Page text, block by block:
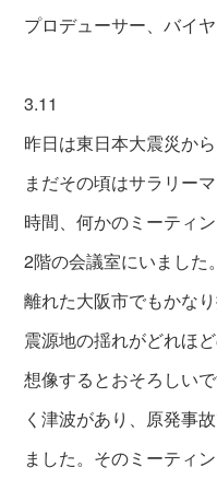
プロデューサー、バイ
3.11
昨日は東日本大震災か
まだその頃はサラリー
時間、何かのミーティ
2階の会議室にいました
離れた大阪市でもかな
震源地の揺れがどれほ
想像するとおそろしい
く津波があり、原発事
ました。そのミーティ